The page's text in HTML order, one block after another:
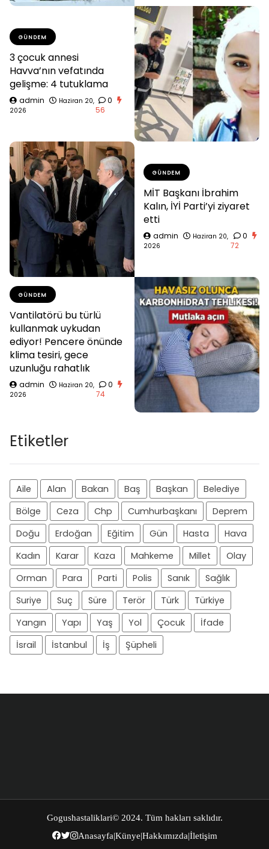
GÜNDEM
3 çocuk annesi
Havva’nın vefatında
gelişme: 4 tutuklama
admin
Haziran 20,
2026
0
56
GÜNDEM
MİT Başkanı İbrahim
Kalın, İYİ Parti’yi ziyaret
etti
admin
Haziran 20,
2026
0
72
GÜNDEM
Vantilatörü bu türlü
kullanmak uykudan
ediyor! Pencere önünde
klima tesiri, gece
uzunluğu rahatlık
admin
Haziran 20,
2026
0
74
Etiketler
Aile Alan Bakan Baş Başkan
Belediye
Bölge
Ceza Chp Cumhurbaşkanı
Deprem
Doğu
Erdoğan Eğitim Gün Hasta
Hava
Kadın
Karar Kaza Mahkeme Millet
Olay
Orman
Para Parti Polis Sanık
Sağlık
Suriye
Suç Süre Terör Türk
Türkiye
Yangın
Yapı Yaş Yol Çocuk
İfade
İsrail
İstanbul İş Şüpheli
Gogushastaliklari© 2024. Tüm hakları saklıdır.
Anasayfa|Künye|Hakkımızda|İletişim